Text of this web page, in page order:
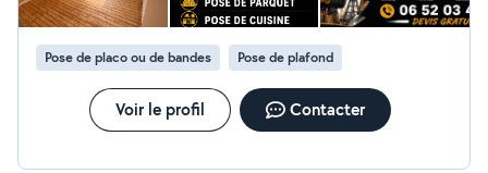
avec sérieux, ponctualité et souci du détail. N'hésitez
pas à me contacter afin d'échanger sur votre projet et
obtenir un devis (gratuit) A très bientôt Anouar
Pose de placo ou de bandes Pose de plafond
Voir le profil Contacter